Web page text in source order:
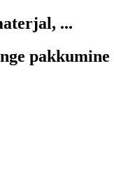
...
pakkumine